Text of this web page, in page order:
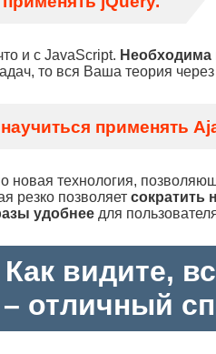
и с JavaScript. Необходима
то вся Ваша теория
применять
новая технология,
резко позволяет сократить
удобнее для
Как видите,
отличный